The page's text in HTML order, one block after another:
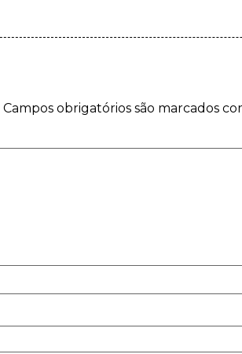
Campos obrigatórios são marcados